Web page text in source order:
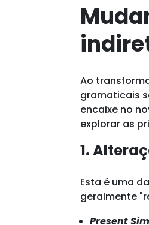
Ao
gramaticais
encaixe no
explorar as
1.
Esta é uma
geralmente
Present